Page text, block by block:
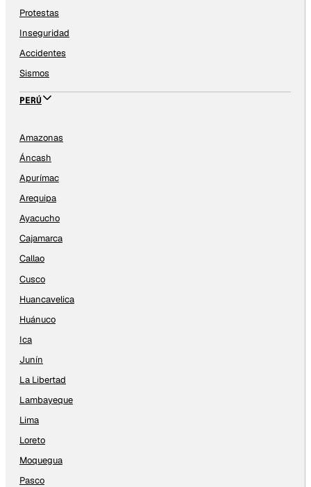
Protestas
Inseguridad
Accidentes
Sismos
PERÚ
Amazonas
Áncash
Apurímac
Arequipa
Ayacucho
Cajamarca
Callao
Cusco
Huancavelica
Huánuco
Ica
Junín
La Libertad
Lambayeque
Lima
Loreto
Moquegua
Pasco